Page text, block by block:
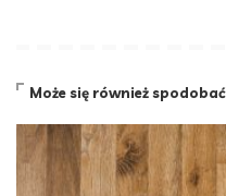
Może się również spodobać